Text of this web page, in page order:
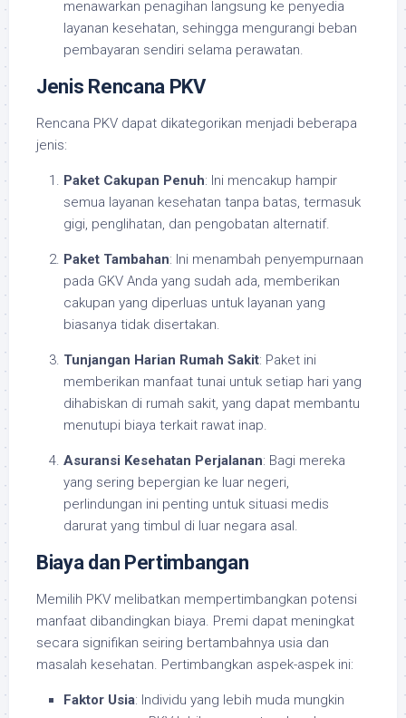
menawarkan penagihan langsung ke penyedia
layanan kesehatan, sehingga mengurangi beban
pembayaran sendiri selama perawatan.
Jenis Rencana PKV
Rencana PKV dapat dikategorikan menjadi beberapa
jenis:
Paket Cakupan Penuh: Ini mencakup hampir
semua layanan kesehatan tanpa batas, termasuk
gigi, penglihatan, dan pengobatan alternatif.
Paket Tambahan: Ini menambah penyempurnaan
pada GKV Anda yang sudah ada, memberikan
cakupan yang diperluas untuk layanan yang
biasanya tidak disertakan.
Tunjangan Harian Rumah Sakit: Paket ini
memberikan manfaat tunai untuk setiap hari yang
dihabiskan di rumah sakit, yang dapat membantu
menutupi biaya terkait rawat inap.
Asuransi Kesehatan Perjalanan: Bagi mereka
yang sering bepergian ke luar negeri,
perlindungan ini penting untuk situasi medis
darurat yang timbul di luar negara asal.
Biaya dan Pertimbangan
Memilih PKV melibatkan mempertimbangkan potensi
manfaat dibandingkan biaya. Premi dapat meningkat
secara signifikan seiring bertambahnya usia dan
masalah kesehatan. Pertimbangkan aspek-aspek ini:
Faktor Usia: Individu yang lebih muda mungkin